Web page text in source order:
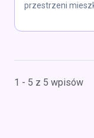
przestrzeni
1 - 5 z 5 wpisów